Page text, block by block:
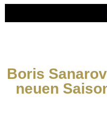
Boris
neuen